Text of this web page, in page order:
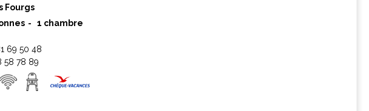
Fourgs
1 chambre
69 50 48
58 78 89